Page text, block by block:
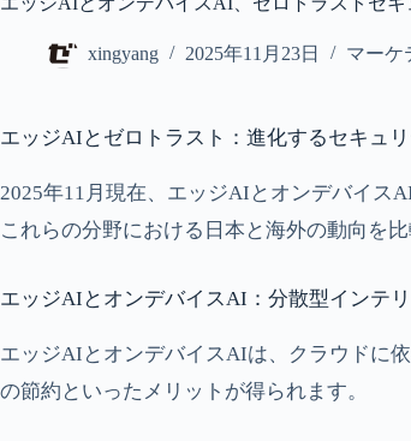
プ
xingyang 2025年11月23日 マーケ
エッジAIとゼロトラスト：進化するセキュ
2025年11月現在、エッジAIとオンデバイス
これらの分野における日本と海外の動向を
エッジAIとオンデバイスAI：分散型インテ
エッジAIとオンデバイスAIは、クラウドに
の節約といったメリットが得られます。